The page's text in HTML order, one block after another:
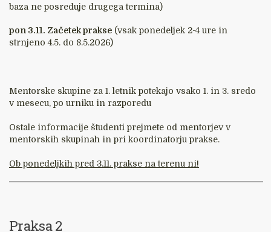
baza ne posreduje drugega termina)
pon 3.11. Začetek prakse (vsak ponedeljek 2-4 ure in
strnjeno 4.5. do 8.5.2026)
Mentorske skupine za 1. letnik potekajo vsako 1. in 3. sredo
v mesecu, po urniku in razporedu
Ostale informacije študenti prejmete od mentorjev v
mentorskih skupinah in pri koordinatorju prakse.
Ob ponedeljkih pred 3.11. prakse na terenu ni!
Praksa 2